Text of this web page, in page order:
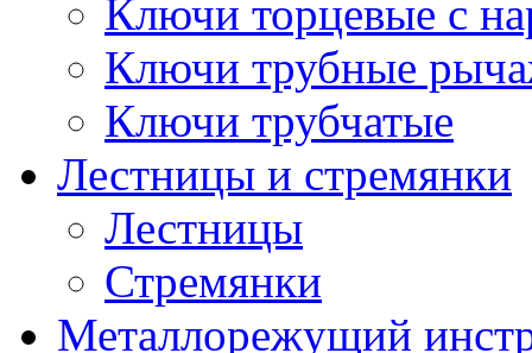
Ключи торцевые с
Ключи трубные
Ключи трубчатые
Лестницы и стремянки
Лестницы
Стремянки
Металлорежущий